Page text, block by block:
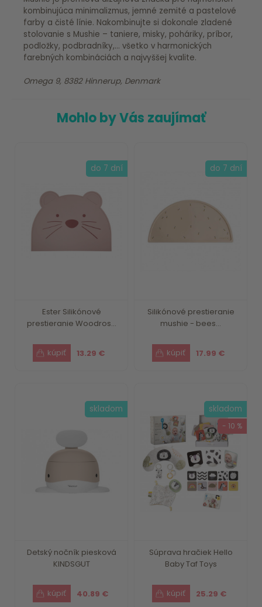
kombinujúca minimalizmus, jemné zemité a pastelové
farby a čisté línie. Nakombinujte si dokonale zladené
stolovanie s Mushie – taniere, misky, poháriky, príbor,
podložky, podbradníky,... všetko v harmonických
farebných kombináciách a najvyššej kvalite.
Omega 9, 8382 Hinnerup, Denmark
Mohlo by Vás zaujímať
Ester Silikónové
prestieranie Woodros...
13.29 €
do 7 dní
Silikónové prestieranie
mushie - bees...
17.99 €
do 7 dní
Detský nočník piesková
KINDSGUT
40.89 €
skladom
Súprava hračiek Hello
Baby Taf Toys
25.29 €
skladom
- 10 %